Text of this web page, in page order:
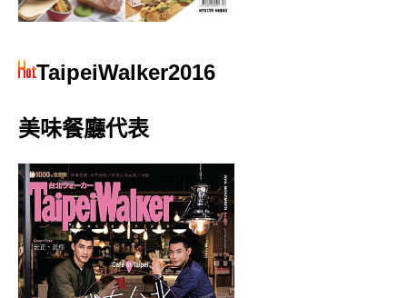
TaipeiWalker2016
美味餐廳代表